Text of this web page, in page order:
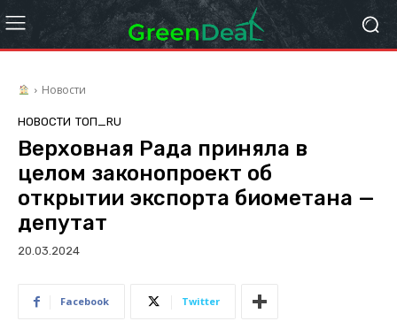
Новости
НОВОСТИ ТОП_RU
Верховная Рада приняла в
целом законопроект об
открытии экспорта биометана —
депутат
20.03.2024
Facebook Twitter